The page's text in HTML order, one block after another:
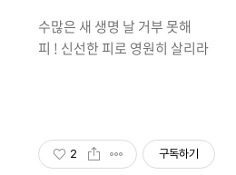
수많은 새 생명 날 거부 못해
피 ! 신선한 피로 영원히 살리라
2 구독하기